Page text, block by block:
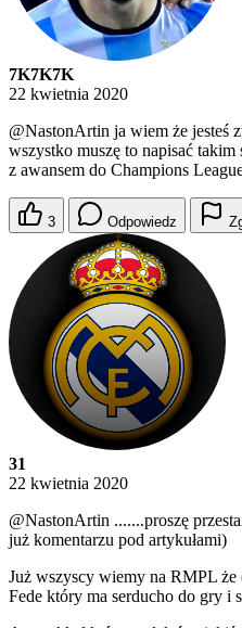
7K7K7K
22 kwietnia 2020
@NastonArtin ja wiem że jesteś
wszystko muszę to napisać
z awansem do Champions
3 Odpowiedz
31
22 kwietnia 2020
@NastonArtin .......proszę
już komentarzu pod artykułami)
Już wszyscy wiemy na RMPL że
Fede który ma serducho do gry